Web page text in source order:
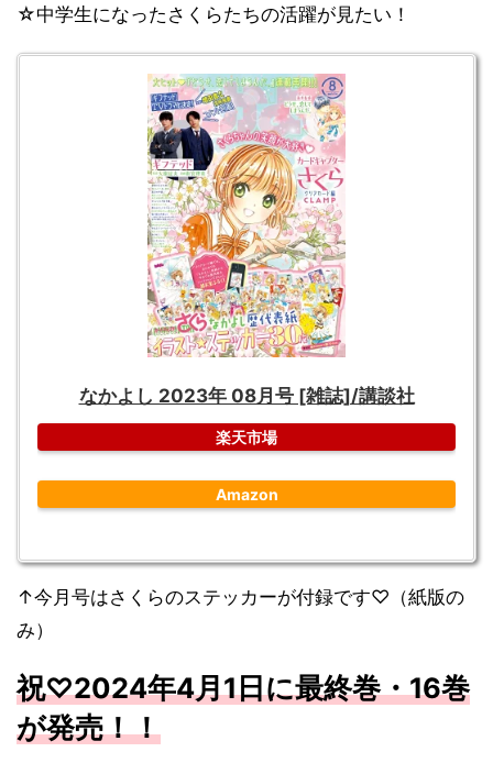
☆中学生になったさくらたちの活躍が見たい！
なかよし 2023年 08月号 [雑誌]/講談社
楽天市場
Amazon
↑今月号はさくらのステッカーが付録です♡（紙版の
み）
祝♡2024年4月1日に最終巻・16巻
が発売！！